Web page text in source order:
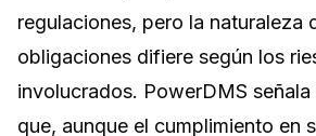
regulaciones, pero la naturaleza
obligaciones difiere según los
involucrados. PowerDMS
que, aunque el cumplimiento en